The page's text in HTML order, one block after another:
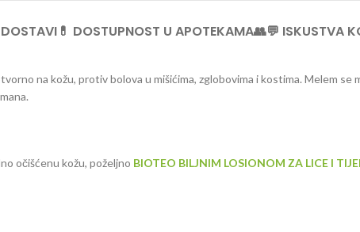
💊 DOSTUPNOST U APOTEKAMA👥💬 ISKUSTVA
na kožu, protiv bolova u mišićima, zglobovima i kostima. Melem
očišćenu kožu, poželjno BIOTEO BILJNIM LOSIONOM ZA LICE I